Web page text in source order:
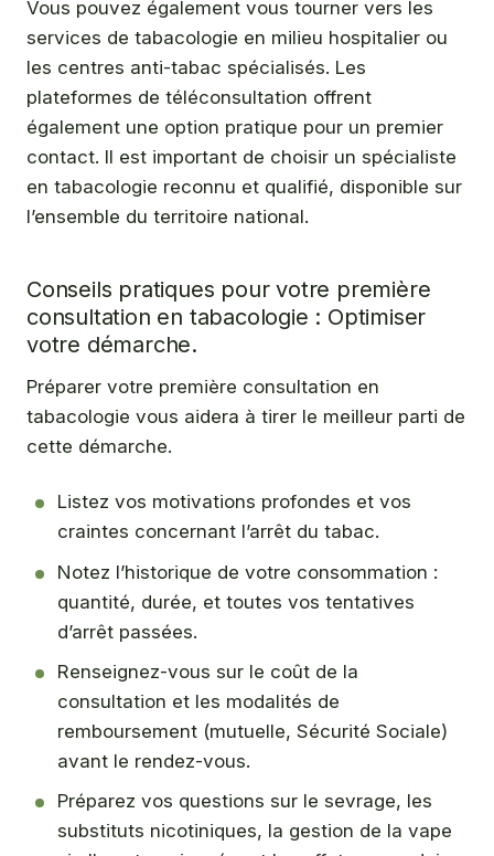
Vous pouvez également vous tourner vers les
services de tabacologie en milieu hospitalier ou
les centres anti-tabac spécialisés. Les
plateformes de téléconsultation offrent
également une option pratique pour un premier
contact. Il est important de choisir un spécialiste
en tabacologie reconnu et qualifié, disponible sur
l’ensemble du territoire national.
Conseils pratiques pour votre première
consultation en tabacologie : Optimiser
votre démarche.
Préparer votre première consultation en
tabacologie vous aidera à tirer le meilleur parti de
cette démarche.
Listez vos motivations profondes et vos
craintes concernant l’arrêt du tabac.
Notez l’historique de votre consommation :
quantité, durée, et toutes vos tentatives
d’arrêt passées.
Renseignez-vous sur le coût de la
consultation et les modalités de
remboursement (mutuelle, Sécurité Sociale)
avant le rendez-vous.
Préparez vos questions sur le sevrage, les
substituts nicotiniques, la gestion de la vape